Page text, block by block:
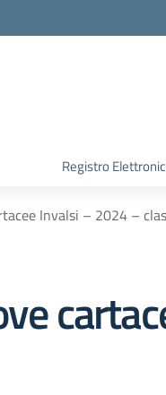
Registro
Invalsi – 2024 –